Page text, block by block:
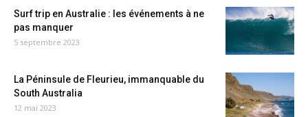
Surf trip en Australie : les événements à ne
pas manquer
5 septembre 2023
La Péninsule de Fleurieu, immanquable du
South Australia
12 mai 2023